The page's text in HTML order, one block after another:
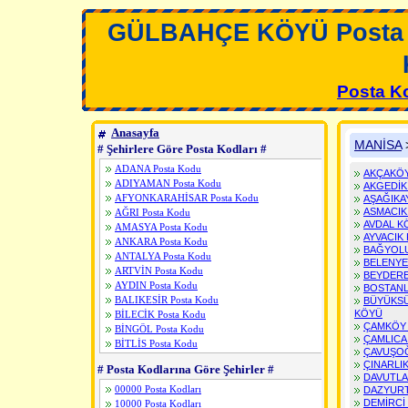
GÜLBAHÇE KÖYÜ
Posta
Anasayfa
# Şehirlere Göre Posta Kodları #
ADANA Posta Kodu
ADIYAMAN Posta Kodu
AFYONKARAHİSAR Posta Kodu
AĞRI Posta Kodu
AMASYA Posta Kodu
ANKARA Posta Kodu
ANTALYA Posta Kodu
ARTVİN Posta Kodu
AYDIN Posta Kodu
BALIKESİR Posta Kodu
BİLECİK Posta Kodu
BİNGÖL Posta Kodu
BİTLİS Posta Kodu
BURDUR Posta Kodu
BURSA Posta Kodu
ÇANAKKALE Posta Kodu
# Posta Kodlarına Göre Şehirler #
00000 Posta Kodları
10000 Posta Kodları
MANİSA
AVDAL
AYVACIK
KÖYÜ
DEMİRCİ